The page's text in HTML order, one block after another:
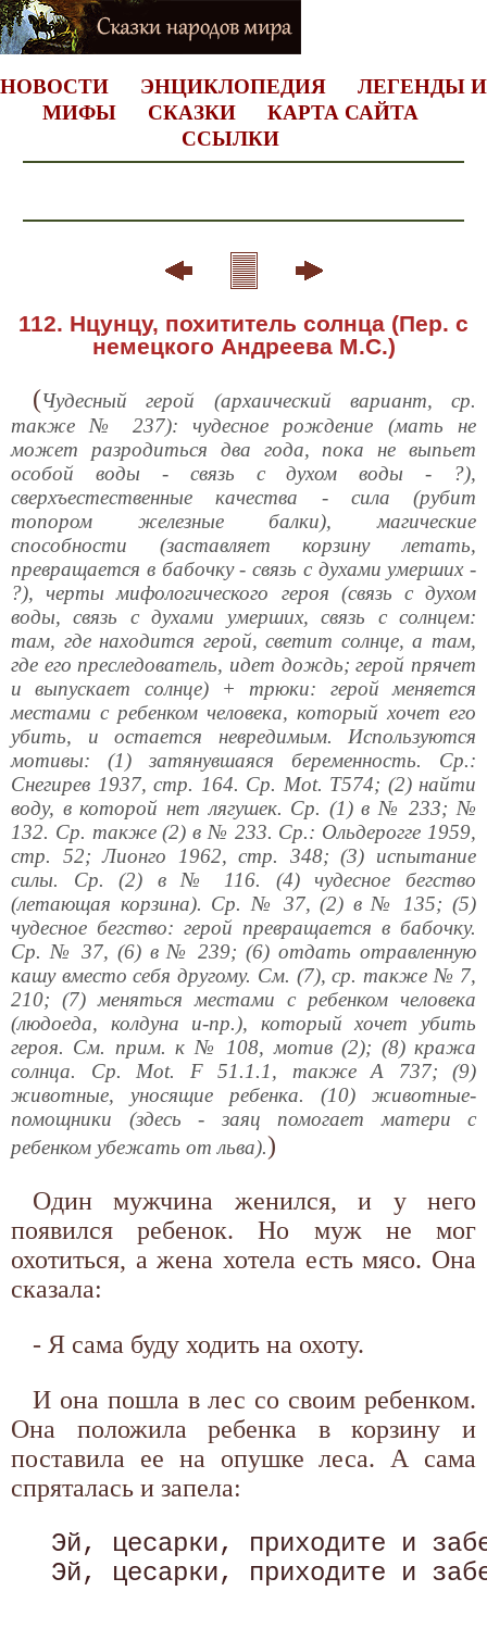
НОВОСТИ ЭНЦИКЛОПЕДИЯ
ЛЕГЕНДЫ И
МИФЫ
СКАЗКИ
КАРТА САЙТА
ССЫЛКИ
112. Нцунцу, похититель солнца (Пер. с
немецкого Андреева М.С.)
(Чудесный герой (архаический вариант, ср.
также № 237): чудесное рождение (мать не
может разродиться два года, пока не выпьет
особой воды - связь с духом воды - ?),
сверхъестественные качества - сила (рубит
топором железные балки), магические
способности (заставляет корзину летать,
превращается в бабочку - связь с духами умерших -
?), черты мифологического героя (связь с духом
воды, связь с духами умерших, связь с солнцем:
там, где находится герой, светит солнце, а там,
где его преследователь, идет дождь; герой прячет
и выпускает солнце) + трюки: герой меняется
местами с ребенком человека, который хочет его
убить, и остается невредимым. Используются
мотивы: (1) затянувшаяся беременность. Ср.:
Снегирев 1937, стр. 164. Ср. Mot. T574; (2) найти
воду, в которой нет лягушек. Ср. (1) в № 233; №
132. Ср. также (2) в № 233. Ср.: Ольдерогге 1959,
стр. 52; Лионго 1962, стр. 348; (3) испытание
силы. Ср. (2) в № 116. (4) чудесное бегство
(летающая корзина). Ср. № 37, (2) в № 135; (5)
чудесное бегство: герой превращается в бабочку.
Ср. № 37, (6) в № 239; (6) отдать отравленную
кашу вместо себя другому. См. (7), ср. также № 7,
210; (7) меняться местами с ребенком человека
(людоеда, колдуна и-пр.), который хочет убить
героя. См. прим. к № 108, мотив (2); (8) кража
солнца. Ср. Mot. F 51.1.1, также А 737; (9)
животные, уносящие ребенка. (10) животные-
помощники (здесь - заяц помогает матери с
ребенком убежать от льва).)
Один мужчина женился, и у него
появился ребенок. Но муж не мог
охотиться, а жена хотела есть мясо. Она
сказала:
- Я сама буду ходить на охоту.
И она пошла в лес со своим ребенком.
Она положила ребенка в корзину и
поставила ее на опушке леса. А сама
спряталась и запела:
Эй, цесарки, приходите и
Эй, цесарки, приходите и